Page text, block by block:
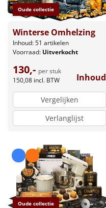
Oude collectie
Winterse Omhelzing
Inhoud: 51 artikelen
Voorraad: Uitverkocht
130,- per stuk
150,08 incl. BTW Inhoud
Vergelijken
Verlanglijst
Oude collectie